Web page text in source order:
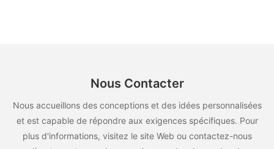
Nous Contacter
Nous accueillons des conceptions et des idées personnalisées
et est capable de répondre aux exigences spécifiques. Pour
plus d'informations, visitez le site Web ou contactez-nous